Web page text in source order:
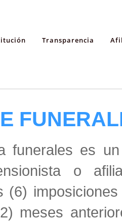
Transparencia
funerales es
o
(6)
meses